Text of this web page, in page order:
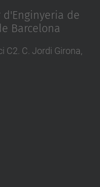
d'Enginyeria de
Barcelona
C2. C. Jordi Girona,